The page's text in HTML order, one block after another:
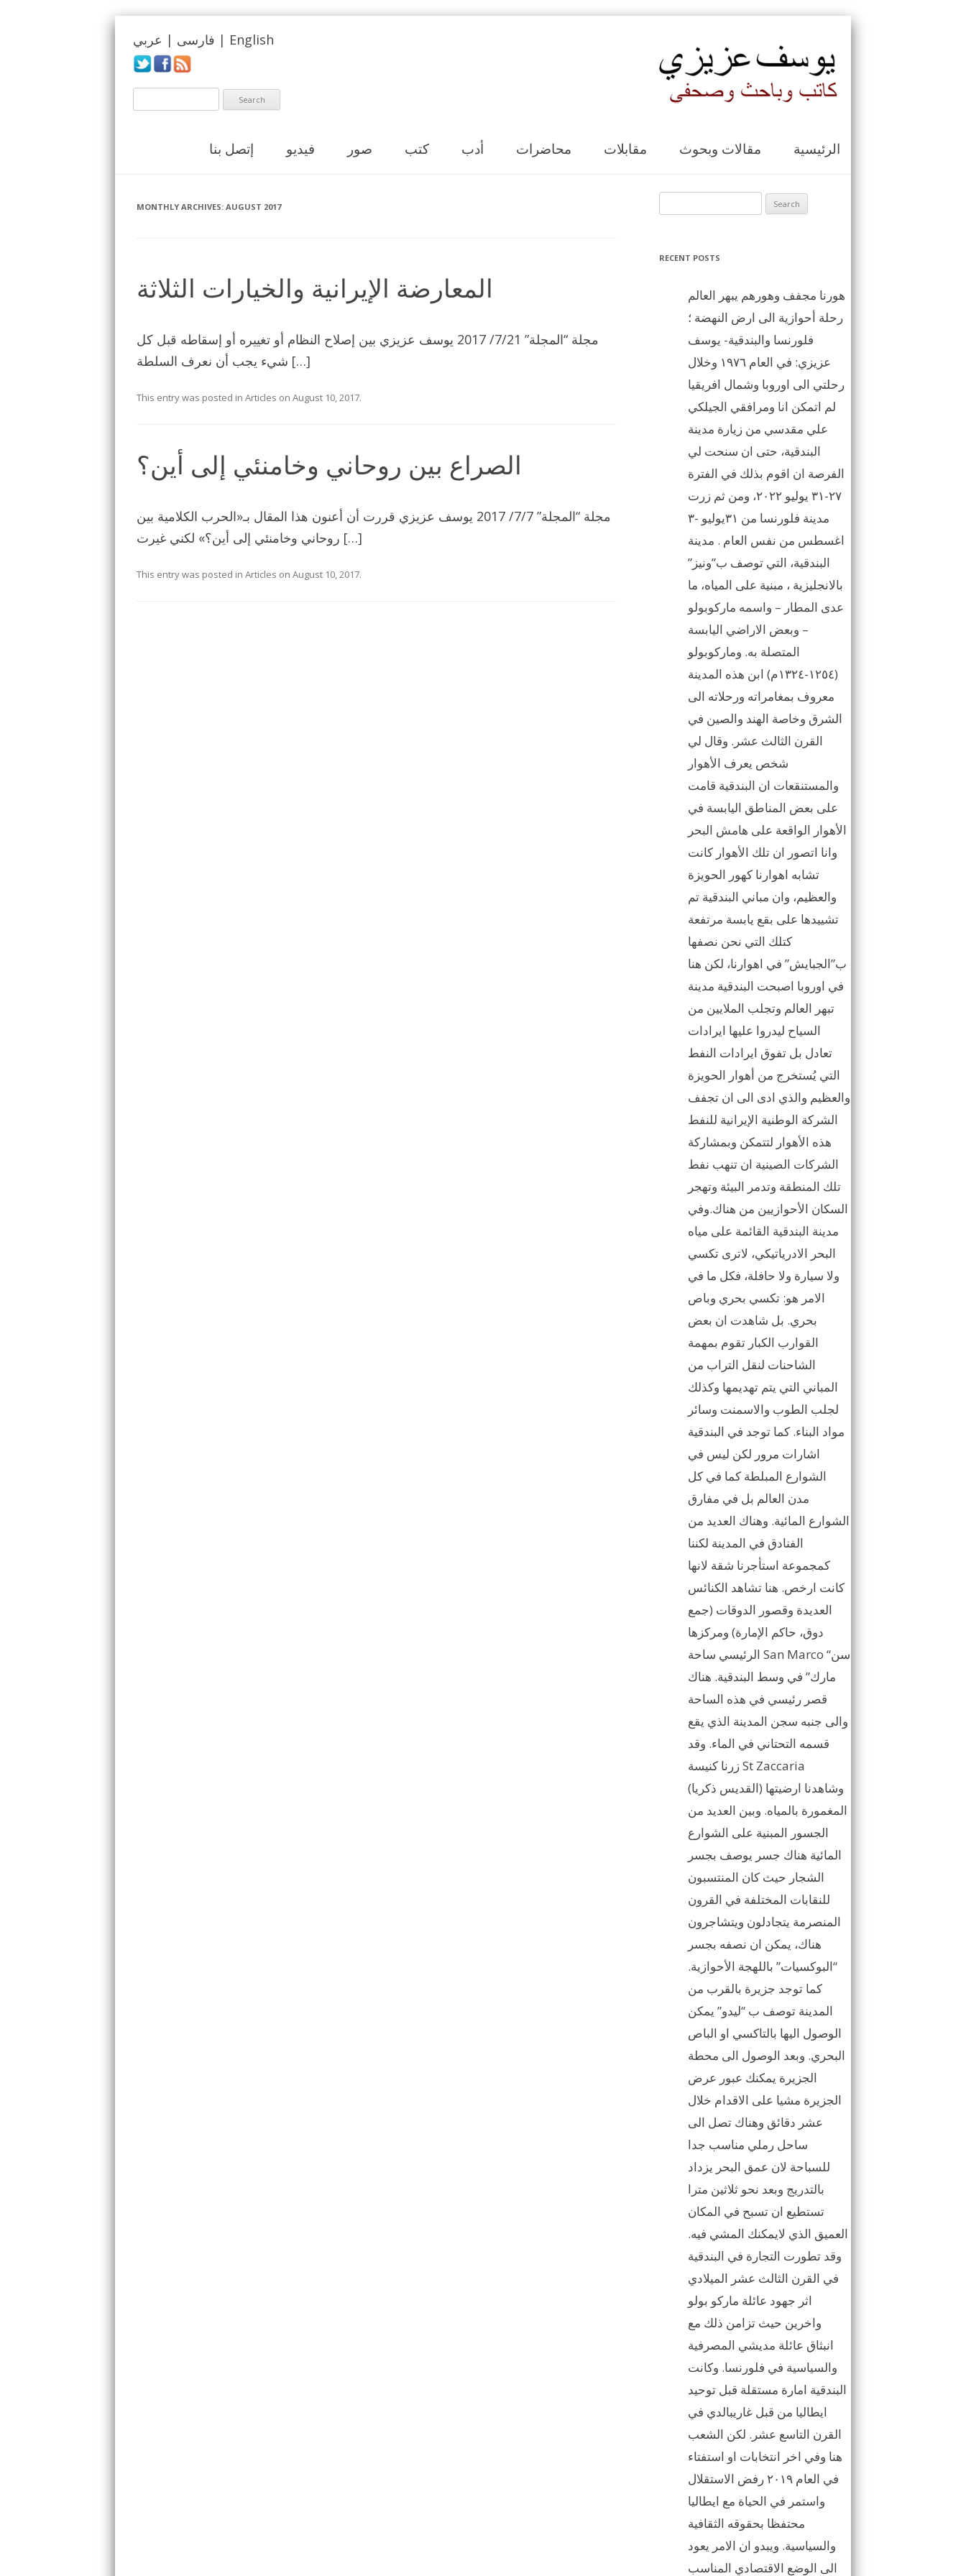
فارسی | عربي | English
إتصل بنا فيديو صور كتب أدب محاضرات مقابلات مقالات وبحوث الرئيسية
MONTHLY ARCHIVES: AUGUST 2017
المعارضة الإيرانية والخيارات الثلاثة
مجلة “المجلة” 7/21/ 2017 يوسف عزيزي بين إصلاح النظام أو تغييره أو إسقاطه قبل كل
شيء يجب أن نعرف السلطة […]
This entry was posted in Articles on August 10, 2017.
الصراع بين روحاني وخامنئي إلى أين؟
مجلة “المجلة” 7/7/ 2017 يوسف عزيزي قررت أن أعنون هذا المقال بـ«الحرب الكلامية بين
روحاني وخامنئي إلى أين؟» لكني غيرت […]
This entry was posted in Articles on August 10, 2017.
RECENT POSTS
هورنا مجفف وهورهم يبهر العالم
رحلة أحوازية الى ارض النهضة ؛
فلورنسا والبندقية- يوسف
عزيزي: في العام ١٩٧٦ وخلال
رحلتي الى اوروبا وشمال افريقيا
لم اتمكن انا ومرافقي الجيلكي
علي مقدسي من زيارة مدينة
البندقية، حتى ان سنحت لي
الفرصة ان اقوم بذلك في الفترة
٢٧-٣١ يوليو ٢٠٢٢، ومن ثم زرت
مدينة فلورنسا من ٣١يوليو -٣
اغسطس من نفس العام . مدينة
البندقية، التي توصف ب”ونيز”
بالانجليزية ، مبنية على المياه، ما
عدى المطار – واسمه ماركوبولو
– وبعض الاراضي اليابسة
المتصلة به. وماركوبولو
(١٢٥٤-١٣٢٤م) ابن هذه المدينة
معروف بمغامراته ورحلاته الى
الشرق وخاصة الهند والصين في
القرن الثالث عشر. وقال لي
شخص يعرف الأهوار
والمستنقعات ان البندقية قامت
على بعض المناطق اليابسة في
الأهوار الواقعة على هامش البحر
وانا اتصور ان تلك الأهوار كانت
تشابه اهوارنا كهور الحويزة
والعظيم، وان مباني البندقية تم
تشييدها على بقع يابسة مرتفعة
كتلك التي نحن نصفها
ب”الجبايش” في اهوارنا، لكن هنا
في اوروبا اصبحت البندقية مدينة
تبهر العالم وتجلب الملايين من
السياح ليدروا عليها ايرادات
تعادل بل تفوق ايرادات النفط
التي يُستخرج من أهوار الحويزة
والعظيم والذي ادى الى ان تجفف
الشركة الوطنية الإيرانية للنفط
هذه الأهوار لتتمكن وبمشاركة
الشركات الصينية ان تنهب نفط
تلك المنطقة وتدمر البيئة وتهجر
السكان الأحوازيين من هناك.وفي
مدينة البندقية القائمة على مياه
البحر الادرياتيكي، لاترى تكسي
ولا سيارة ولا حافلة، فكل ما في
الامر هو: تكسي بحري وباص
بحري. بل شاهدت ان بعض
القوارب الكبار تقوم بمهمة
الشاحنات لنقل التراب من
المباني التي يتم تهديمها وكذلك
لجلب الطوب والاسمنت وسائر
مواد البناء. كما توجد في البندقية
اشارات مرور لكن ليس في
الشوارع المبلطة كما في كل
مدن العالم بل في مفارق
الشوارع المائية. وهناك العديد من
الفنادق في المدينة لكننا
كمجموعة استأجرنا شقة لانها
كانت ارخص. هنا تشاهد الكنائس
العديدة وقصور الدوقات (جمع
دوق، حاكم الإمارة) ومركزها
الرئيسي ساحة San Marco “سن
مارك” في وسط البندقية. هناك
قصر رئيسي في هذه الساحة
والى جنبه سجن المدينة الذي يقع
قسمه التحتاني في الماء. وقد
زرنا كنيسة St Zaccaria
(القديس ذكريا) وشاهدنا ارضيتها
المغمورة بالمياه. وبين العديد من
الجسور المبنية على الشوارع
المائية هناك جسر يوصف بجسر
الشجار حيث كان المنتسبون
للنقابات المختلفة في القرون
المنصرمة يتجادلون ويتشاجرون
هناك، يمكن ان نصفه بجسر
“البوكسيات” باللهجة الأحوازية.
كما توجد جزيرة بالقرب من
المدينة توصف ب “ليدو” يمكن
الوصول اليها بالتاكسي او الباص
البحري. وبعد الوصول الى محطة
الجزيرة يمكنك عبور عرض
الجزيرة مشيا على الاقدام خلال
عشر دقائق وهناك تصل الى
ساحل رملي مناسب جدا
للسباحة لان عمق البحر يزداد
بالتدريج وبعد نحو ثلاثين مترا
تستطيع ان تسبح في المكان
العميق الذي لايمكنك المشي فيه.
وقد تطورت التجارة في البندقية
في القرن الثالث عشر الميلادي
اثر جهود عائلة ماركو بولو
واخرين حيث تزامن ذلك مع
انبثاق عائلة مديشي المصرفية
والسياسية في فلورنسا. وكانت
البندقية امارة مستقلة قبل توحيد
ايطاليا من قبل غاريبالدي في
القرن التاسع عشر. لكن الشعب
هنا وفي اخر انتخابات او استفتاء
في العام ٢٠١٩ رفض الاستقلال
واستمر في الحياة مع ايطاليا
محتفظا بحقوقه الثقافية
والسياسية. ويبدو ان الامر يعود
الى الوضع الاقتصادي المناسب